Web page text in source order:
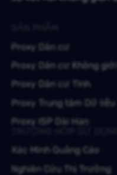
Proxy Dân cư
Proxy Dân cư Không
Proxy Dân cư Tĩnh
Proxy Trung tâm Dữ liệu
Proxy ISP Dài Hạn
Xác Minh Quảng Cáo
Nghiên Cứu Thị Trường